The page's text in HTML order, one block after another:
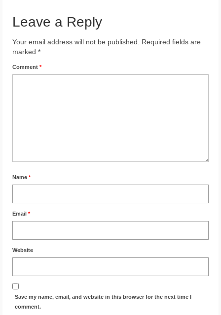
Indonēzija
Par Mums
Leave a Reply
Your email address will not be published.
Required fields are
marked *
Comment *
Name *
Email *
Website
Save my name, email, and website in this browser for the next time I
comment.